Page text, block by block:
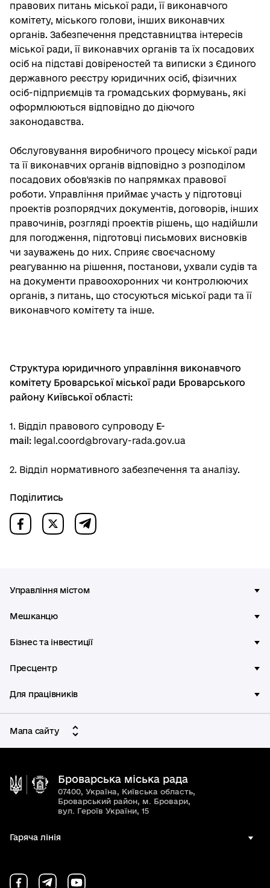
правових питань міської ради, її виконавчого
комітету, міського голови, інших виконавчих
органів. Забезпечення представництва інтересів
міської ради, її виконавчих органів та їх посадових
осіб на підставі довіреностей та виписки з Єдиного
державного реєстру юридичних осіб, фізичних
осіб-підприємців та громадських формувань, які
оформлюються відповідно до діючого
законодавства.
Обслуговування виробничого процесу міської ради
та її виконавчих органів відповідно з розподілом
посадових обов'язків по напрямках правової
роботи. Управління приймає участь у підготовці
проектів розпорядчих документів, договорів, інших
правочинів, розгляді проектів рішень, що надійшли
для погодження, підготовці письмових висновків
чи зауважень до них. Сприяє своєчасному
реагуванню на рішення, постанови, ухвали судів та
на документи правоохоронних чи контролюючих
органів, з питань, що стосуються міської ради та її
виконавчого комітету та інше.
Структура юридичного управління виконавчого
комітету Броварської міської ради Броварського
району Київської області:
1. Відділ правового супроводу E-
mail: legal.coord@brovary-rada.gov.ua
2. Відділ нормативного забезпечення та аналізу.
Поділитись
Управління містом
Мешканцю
Бізнес та інвестиції
Пресцентр
Для працівників
Мапа сайту
Броварська міська рада
07400, Україна, Київська область,
Броварський район, м. Бровари,
вул. Героїв України, 15
Гаряча лінія